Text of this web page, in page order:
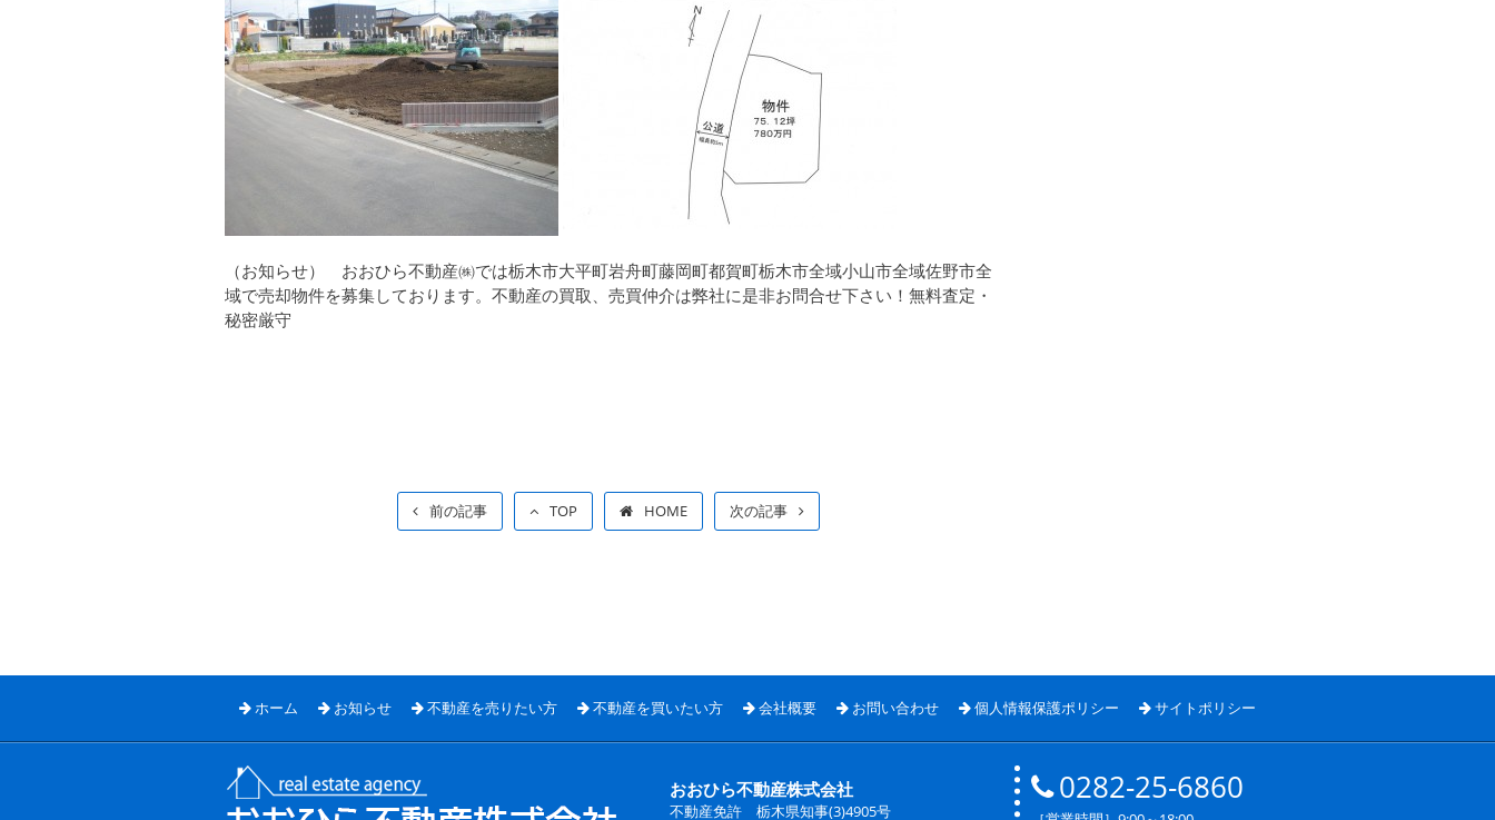
（お知らせ） おおひら不動産㈱では栃木市大平町岩舟町藤岡町都賀町栃木市全域小山市全域佐野市全
域で売却物件を募集しております。不動産の買取、売買仲介は弊社に是非お問合せ下さい！無料査定・
秘密厳守
前の記事 TOP HOME 次の記事
ホーム お知らせ 不動産を売りたい方 不動産を買いたい方 会社概要 お問い合わせ 個人情報保護ポリシー サイトポリシー
おおひら不動産株式会社
不動産免許 栃木県知事(3)4905号
0282-25-6860